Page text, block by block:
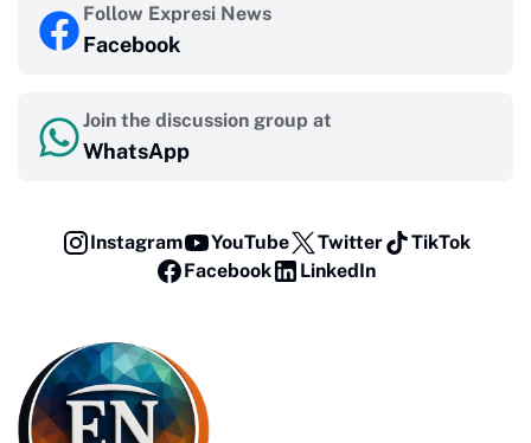
Follow Expresi News
Facebook
Join the discussion group at
WhatsApp
Instagram YouTube Twitter
TikTok
Facebook
LinkedIn